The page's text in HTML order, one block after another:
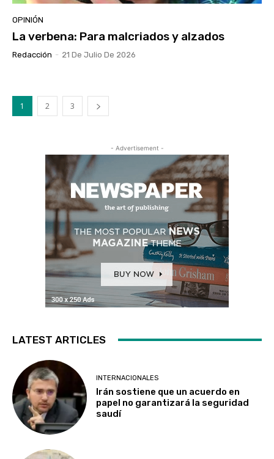
OPINIÓN
La verbena: Para malcriados y alzados
Redacción - 21 De Julio De 2026
1 2 3
- Advertisement -
LATEST ARTICLES
INTERNACIONALES
Irán sostiene que un acuerdo en
papel no garantizará la seguridad
saudí